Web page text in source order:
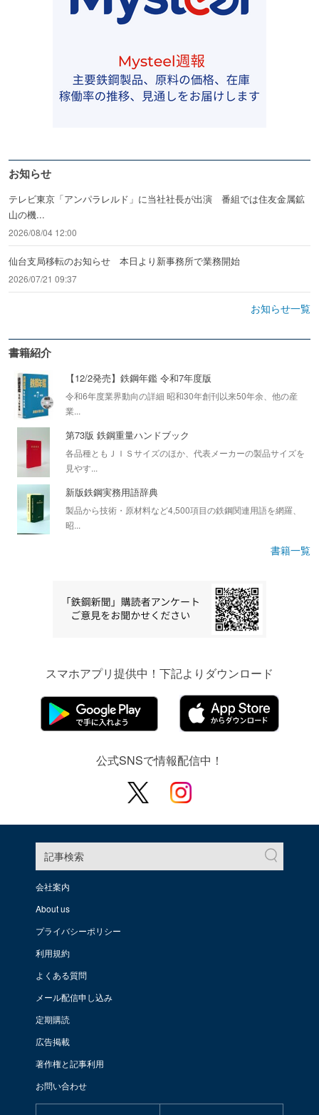
お知らせ
テレビ東京「アンパラレルド」に当社社長が出演 番組では住友金属鉱
山の機...
2026/08/04 12:00
仙台支局移転のお知らせ 本日より新事務所で業務開始
2026/07/21 09:37
お知らせ一覧
書籍紹介
【12/2発売】鉄鋼年鑑 令和7年度版
令和6年度業界動向の詳細 昭和30年創刊以来50年余、他の産
業...
第73版 鉄鋼重量ハンドブック
各品種ともＪＩＳサイズのほか、代表メーカーの製品サイズを
見やす...
新版鉄鋼実務用語辞典
製品から技術・原材料など4,500項目の鉄鋼関連用語を網羅、
昭...
書籍一覧
スマホアプリ提供中！下記よりダウンロード
公式SNSで情報配信中！
記事検索
会社案内
About us
プライバシーポリシー
利用規約
よくある質問
メール配信申し込み
定期購読
広告掲載
著作権と記事利用
お問い合わせ